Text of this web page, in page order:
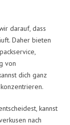
darauf, dass
Daher bieten
von
dich ganz
kannst
nach